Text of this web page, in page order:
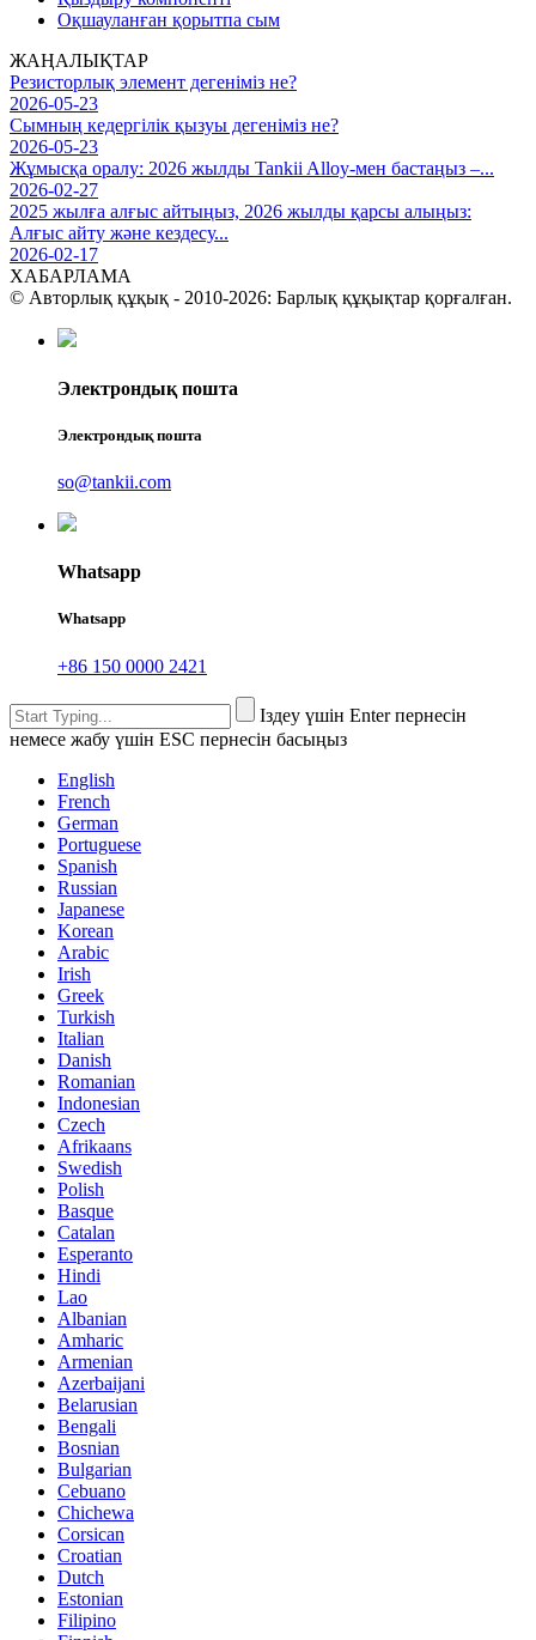
Оқшауланған қорытпа сым
ЖАҢАЛЫҚТАР
Резисторлық элемент дегеніміз не?
2026-05-23
Сымның кедергілік қызуы дегеніміз не?
2026-05-23
Жұмысқа оралу: 2026 жылды Tankii Alloy-мен бастаңыз –...
2026-02-27
2025 жылға алғыс айтыңыз, 2026 жылды қарсы алыңыз:
Алғыс айту және кездесу...
2026-02-17
ХАБАРЛАМА
© Авторлық құқық - 2010-2026: Барлық құқықтар қорғалған.
Электрондық пошта
Электрондық пошта
so@tankii.com
Whatsapp
Whatsapp
+86 150 0000 2421
Іздеу үшін Enter пернесін
немесе жабу үшін ESC пернесін басыңыз
English
French
German
Portuguese
Spanish
Russian
Japanese
Korean
Arabic
Irish
Greek
Turkish
Italian
Danish
Romanian
Indonesian
Czech
Afrikaans
Swedish
Polish
Basque
Catalan
Esperanto
Hindi
Lao
Albanian
Amharic
Armenian
Azerbaijani
Belarusian
Bengali
Bosnian
Bulgarian
Cebuano
Chichewa
Corsican
Croatian
Dutch
Estonian
Filipino